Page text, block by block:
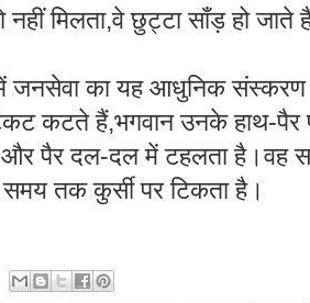
नहीं मिलता,वे छुट्टा साँड़ हो
में जनसेवा का यह आधुनिक
कटते हैं,भगवान उनके हाथ-पैर
पैर दल-दल में टहलता है।वह
तक कुर्सी पर टिकता है।